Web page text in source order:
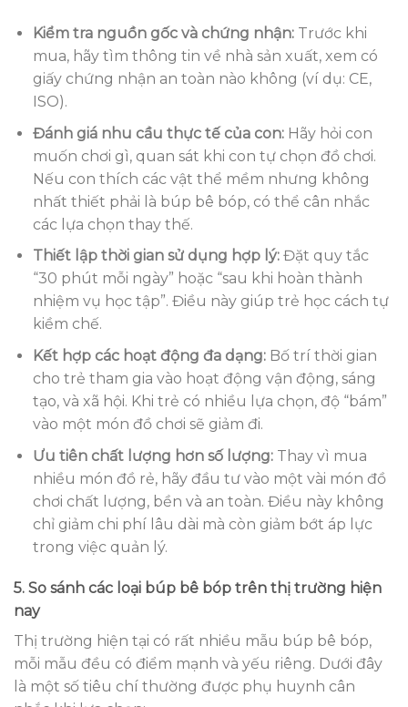
Kiểm tra nguồn gốc và chứng nhận:Trước khi
mua, hãy tìm thông tin về nhà sản xuất, xem có
giấy chứng nhận an toàn nào không (ví dụ: CE,
ISO).
Đánh giá nhu cầu thực tế của con:Hãy hỏi con
muốn chơi gì, quan sát khi con tự chọn đồ chơi.
Nếu con thích các vật thể mềm nhưng không
nhất thiết phải là búp bê bóp, có thể cân nhắc
các lựa chọn thay thế.
Thiết lập thời gian sử dụng hợp lý:Đặt quy tắc
“30 phút mỗi ngày” hoặc “sau khi hoàn thành
nhiệm vụ học tập”. Điều này giúp trẻ học cách tự
kiềm chế.
Kết hợp các hoạt động đa dạng:Bố trí thời gian
cho trẻ tham gia vào hoạt động vận động, sáng
tạo, và xã hội. Khi trẻ có nhiều lựa chọn, độ “bám”
vào một món đồ chơi sẽ giảm đi.
Ưu tiên chất lượng hơn số lượng:Thay vì mua
nhiều món đồ rẻ, hãy đầu tư vào một vài món đồ
chơi chất lượng, bền và an toàn. Điều này không
chỉ giảm chi phí lâu dài mà còn giảm bớt áp lực
trong việc quản lý.
5. So sánh các loại búp bê bóp trên thị trường hiện
nay
Thị trường hiện tại có rất nhiều mẫu búp bê bóp,
mỗi mẫu đều có điểm mạnh và yếu riêng. Dưới đây
là một số tiêu chí thường được phụ huynh cân